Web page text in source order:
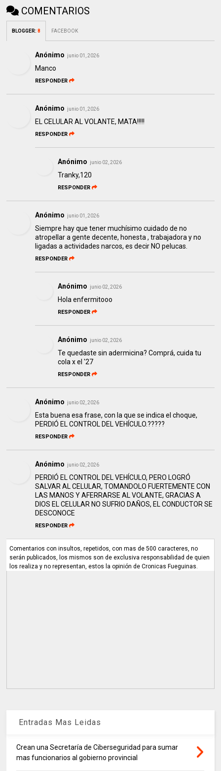
COMENTARIOS
BLOGGER:8 FACEBOOK
Anónimo junio 01, 2026
Manco
RESPONDER
Anónimo junio 01, 2026
EL CELULAR AL VOLANTE, MATA!!!!!
RESPONDER
Anónimo junio 02, 2026
Tranky,120
RESPONDER
Anónimo junio 01, 2026
Siempre hay que tener muchísimo cuidado de no
atropellar a gente decente, honesta , trabajadora y no
ligadas a actividades narcos, es decir NO pelucas.
RESPONDER
Anónimo junio 02, 2026
Hola enfermitooo
RESPONDER
Anónimo junio 02, 2026
Te quedaste sin adermicina? Comprá, cuida tu
cola x el '27
RESPONDER
Anónimo junio 02, 2026
Esta buena esa frase, con la que se indica el choque,
PERDIÓ EL CONTROL DEL VEHÍCULO.?????
RESPONDER
Anónimo junio 02, 2026
PERDIÓ EL CONTROL DEL VEHÍCULO, PERO LOGRÓ
SALVAR AL CELULAR, TOMANDOLO FUERTEMENTE CON
LAS MANOS Y AFERRARSE AL VOLANTE, GRACIAS A
DIOS EL CELULAR NO SUFRIO DAÑOS, EL CONDUCTOR SE
DESCONOCE
RESPONDER
Comentarios con insultos, repetidos, con mas de 500 caracteres, no
serán publicados, los mismos son de exclusiva responsabilidad de quien
los realiza y no representan, estos la opinión de Cronicas Fueguinas.
Entradas Mas Leidas
Crean una Secretaría de Ciberseguridad para sumar
mas funcionarios al gobierno provincial